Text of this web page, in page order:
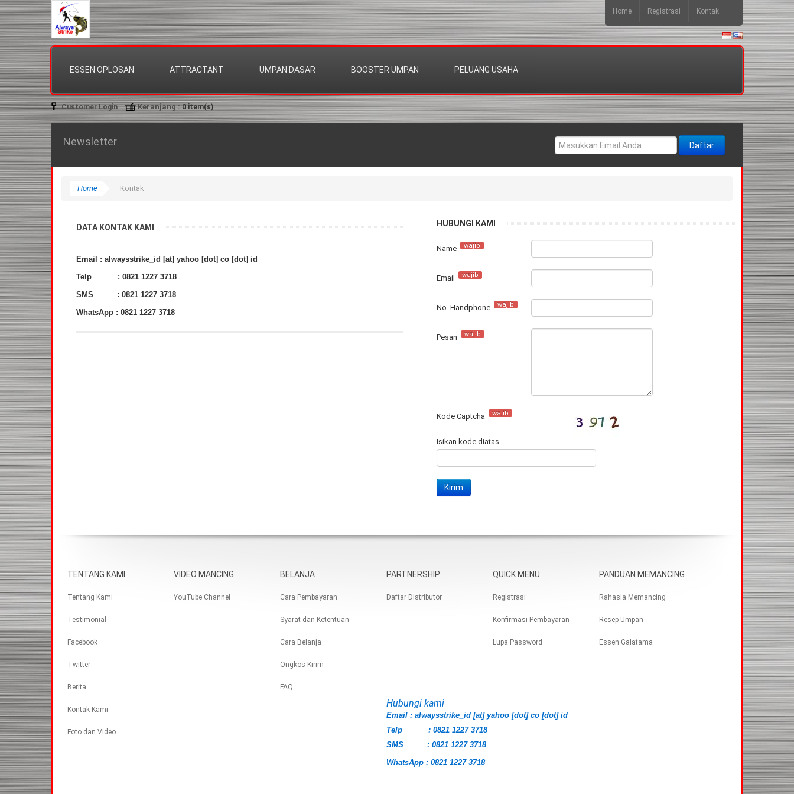
Home Registrasi Kontak
ESSEN OPLOSAN ATTRACTANT UMPAN DASAR BOOSTER UMPAN PELUANG USAHA
Keranjang:0item(s)
Customer Login
Newsletter
Home Kontak
DATA KONTAK KAMI
Email : alwaysstrike_id [at] yahoo [dot] co [dot] id
Telp : 0821 1227 3718
SMS : 0821 1227 3718
WhatsApp : 0821 1227 3718
HUBUNGI KAMI
Name wajib
Email wajib
No. Handphone wajib
Pesan wajib
Kode Captcha wajib
Isikan kode diatas
Kirim
TENTANG KAMI
Tentang Kami
Testimonial
Facebook
Twitter
Berita
Kontak Kami
Foto dan Video
VIDEO MANCING
YouTube Channel
BELANJA
Cara Pembayaran
Syarat dan Ketentuan
Cara Belanja
Ongkos Kirim
FAQ
PARTNERSHIP
Daftar Distributor
QUICK MENU
Registrasi
Konfirmasi Pembayaran
Lupa Password
PANDUAN MEMANCING
Rahasia Memancing
Resep Umpan
Essen Galatama
Hubungi kami
Email : alwaysstrike_id [at] yahoo [dot] co [dot] id
Telp : 0821 1227 3718
SMS : 0821 1227 3718
WhatsApp : 0821 1227 3718